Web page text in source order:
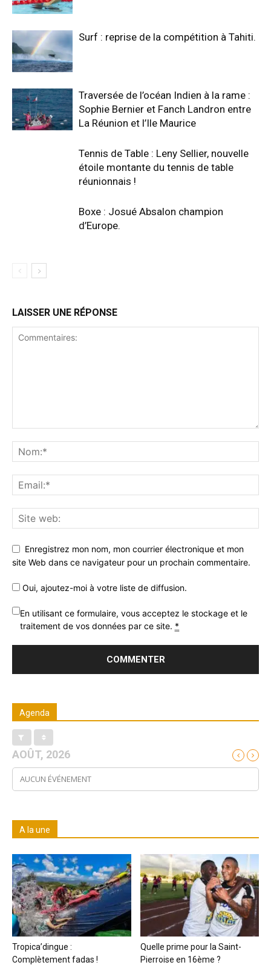
Surf : reprise de la compétition à Tahiti.
Traversée de l’océan Indien à la rame :
Sophie Bernier et Fanch Landron entre
La Réunion et l’Ile Maurice
Tennis de Table : Leny Sellier, nouvelle
étoile montante du tennis de table
réunionnais !
Boxe : Josué Absalon champion
d’Europe.
LAISSER UNE RÉPONSE
Enregistrez mon nom, mon courrier électronique et mon
site Web dans ce navigateur pour un prochain commentaire.
Oui, ajoutez-moi à votre liste de diffusion.
En utilisant ce formulaire, vous acceptez le stockage et le
traitement de vos données par ce site. *
Agenda
AOÛT, 2026
AUCUN ÉVÉNEMENT
A la une
Tropica’dingue :
Complètement fadas !
Quelle prime pour la Saint-
Pierroise en 16ème ?